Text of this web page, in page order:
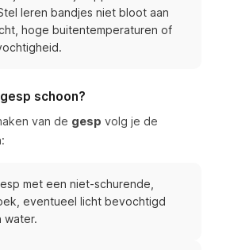
leren bandjes niet bloot aan
hoge buitentemperaturen of
schoon?
van de gesp volg je de
met een niet-schurende,
eventueel licht bevochtigd
water.